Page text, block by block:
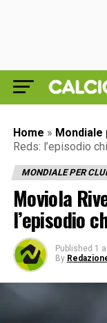
Home » Mondiale
Reds: l’episodio
MONDIALE PER
Moviola
l’episodio
Published 1
By